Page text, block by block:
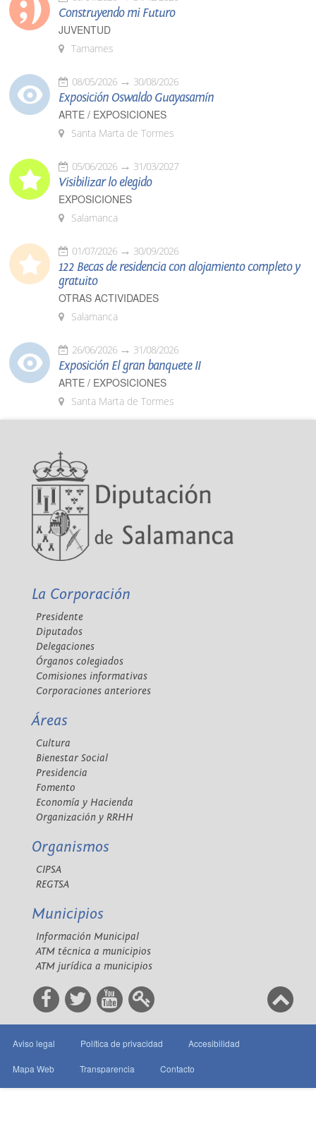
Construyendo mi Futuro
JUVENTUD
Tamames
08/05/2026 30/08/2026
Exposición Oswaldo Guayasamín
ARTE / EXPOSICIONES
Santa Marta de Tormes
05/06/2026 31/03/2027
Visibilizar lo elegido
EXPOSICIONES
Salamanca
01/07/2026 30/09/2026
122 Becas de residencia con alojamiento completo y
gratuito
OTRAS ACTIVIDADES
Salamanca
26/06/2026 31/08/2026
Exposición El gran banquete II
ARTE / EXPOSICIONES
Santa Marta de Tormes
La Corporación
Presidente
Diputados
Delegaciones
Órganos colegiados
Comisiones informativas
Corporaciones anteriores
Áreas
Cultura
Bienestar Social
Presidencia
Fomento
Economía y Hacienda
Organización y RRHH
Organismos
CIPSA
REGTSA
Municipios
Información Municipal
ATM técnica a municipios
ATM jurídica a municipios
Aviso legal Política de privacidad Accesibilidad
Mapa Web Transparencia Contacto